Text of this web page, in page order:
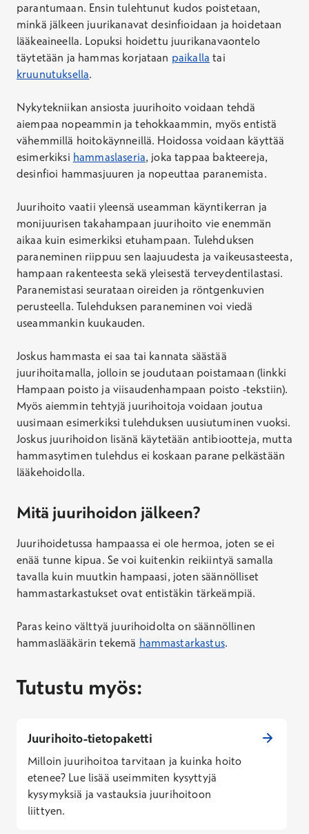
parantumaan. Ensin tulehtunut kudos poistetaan,
minkä jälkeen juurikanavat desinfioidaan ja hoidetaan
lääkeaineella. Lopuksi hoidettu juurikanavaontelo
täytetään ja hammas korjataan paikalla tai
kruunutuksella.
Nykytekniikan ansiosta juurihoito voidaan tehdä
aiempaa nopeammin ja tehokkaammin, myös entistä
vähemmillä hoitokäynneillä. Hoidossa voidaan käyttää
esimerkiksi hammaslaseria, joka tappaa bakteereja,
desinfioi hammasjuuren ja nopeuttaa paranemista.
Juurihoito vaatii yleensä useamman käyntikerran ja
monijuurisen takahampaan juurihoito vie enemmän
aikaa kuin esimerkiksi etuhampaan. Tulehduksen
paraneminen riippuu sen laajuudesta ja vaikeusasteesta,
hampaan rakenteesta sekä yleisestä terveydentilastasi.
Paranemistasi seurataan oireiden ja röntgenkuvien
perusteella. Tulehduksen paraneminen voi viedä
useammankin kuukauden.
Joskus hammasta ei saa tai kannata säästää
juurihoitamalla, jolloin se joudutaan poistamaan (linkki
Hampaan poisto ja viisaudenhampaan poisto -tekstiin).
Myös aiemmin tehtyjä juurihoitoja voidaan joutua
uusimaan esimerkiksi tulehduksen uusiutuminen vuoksi.
Joskus juurihoidon lisänä käytetään antibiootteja, mutta
hammasytimen tulehdus ei koskaan parane pelkästään
lääkehoidolla.
Mitä juurihoidon jälkeen?
Juurihoidetussa hampaassa ei ole hermoa, joten se ei
enää tunne kipua. Se voi kuitenkin reikiintyä samalla
tavalla kuin muutkin hampaasi, joten säännölliset
hammastarkastukset ovat entistäkin tärkeämpiä.
Paras keino välttyä juurihoidolta on säännöllinen
hammaslääkärin tekemä hammastarkastus.
Tutustu myös:
Juurihoito-tietopaketti
Milloin juurihoitoa tarvitaan ja kuinka hoito
etenee? Lue lisää useimmiten kysyttyjä
kysymyksiä ja vastauksia juurihoitoon
liittyen.